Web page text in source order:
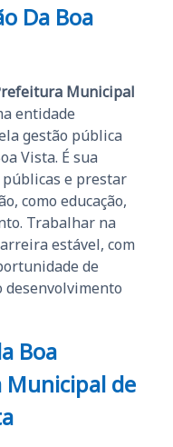
Da Boa
Municipal
entidade
gestão pública
Vista. É sua
e prestar
como educação,
Trabalhar na
estável, com
de
Boa
Municipal de